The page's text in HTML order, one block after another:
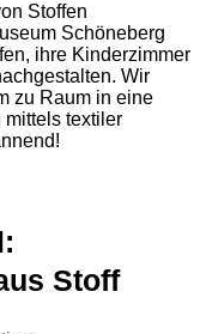
Stoffen
Schöneberg
ihre Kinderzimmer
Wir
zu Raum in eine
textiler
Stoff